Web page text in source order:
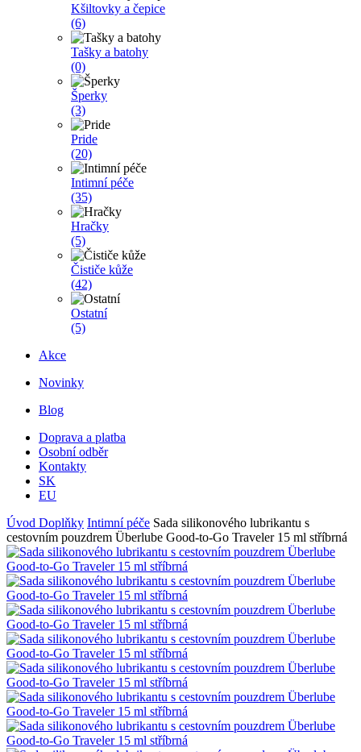
Kšiltovky a čepice
(6)
Tašky a batohy
(0)
Šperky
(3)
Pride
(20)
Intimní péče
(35)
Hračky
(5)
Čističe kůže
(42)
Ostatní
(5)
Akce
Novinky
Blog
Doprava a platba
Osobní odběr
Kontakty
SK
EU
Úvod Doplňky Intimní péče Sada silikonového lubrikantu s
cestovním pouzdrem Überlube Good-to-Go Traveler 15 ml stříbrná